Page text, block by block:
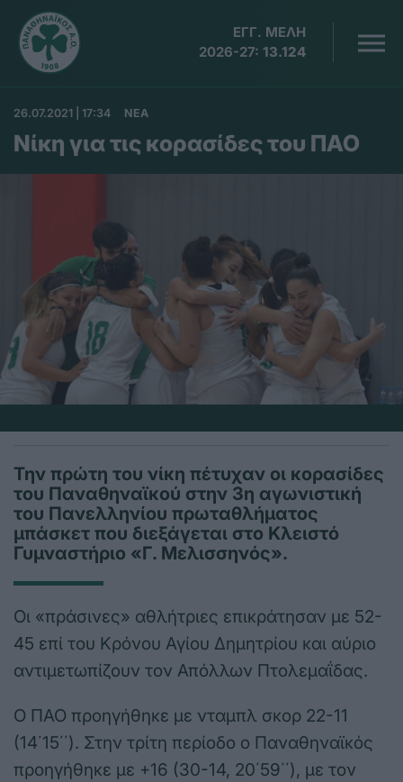
ΕΓΓ. ΜΕΛΗ
2026-27: 13.124
26.07.2021 | 17:34 ΝΕΑ
Νίκη για τις κορασίδες του ΠΑΟ
Την πρώτη του νίκη πέτυχαν οι κορασίδες
του Παναθηναϊκού στην 3η αγωνιστική
του Πανελληνίου πρωταθλήματος
μπάσκετ που διεξάγεται στο Κλειστό
Γυμναστήριο «Γ. Μελισσηνός».
Οι «πράσινες» αθλήτριες επικράτησαν με 52-
45 επί του Κρόνου Αγίου Δημητρίου και αύριο
αντιμετωπίζουν τον Απόλλων Πτολεμαΐδας.
Ο ΠΑΟ προηγήθηκε με νταμπλ σκορ 22-11
(14΄15΄΄). Στην τρίτη περίοδο ο Παναθηναϊκός
προηγήθηκε με +16 (30-14, 20΄59΄΄), με τον